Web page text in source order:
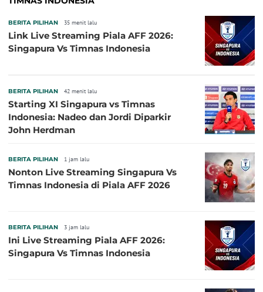
BERITA PILIHAN 35 menit lalu
Link Live Streaming Piala AFF 2026:
Singapura Vs Timnas Indonesia
BERITA PILIHAN 42 menit lalu
Starting XI Singapura vs Timnas
Indonesia: Nadeo dan Jordi Diparkir
John Herdman
BERITA PILIHAN 1 jam lalu
Nonton Live Streaming Singapura Vs
Timnas Indonesia di Piala AFF 2026
BERITA PILIHAN 3 jam lalu
Ini Live Streaming Piala AFF 2026:
Singapura Vs Timnas Indonesia